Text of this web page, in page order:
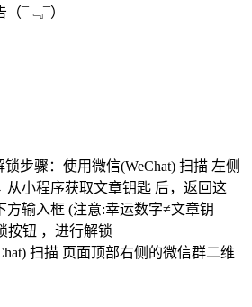
（¯﹃¯）
锁步骤：使用微信(WeChat) 扫描 左侧
从小程序获取文章钥匙 后，返回这
方输入框 (注意:幸运数字≠文章钥
按钮 ，进行解锁
扫描 页面顶部右侧的微信群二维